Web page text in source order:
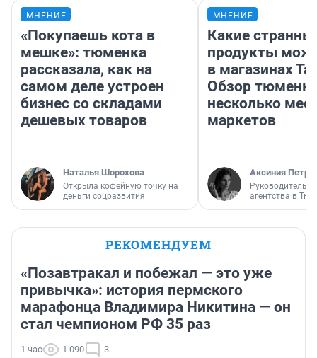
МНЕНИЕ
«Покупаешь кота в
мешке»: тюменка
рассказала, как на
самом деле устроен
бизнес со складами
дешевых товаров
Наталья Шорохова
Открыла кофейную точку на
деньги соцразвития
МНЕНИЕ
Какие
продукты
в магазинах
Обзор
несколько
маркетов
Аксиния
Руководитель
агентства в
РЕКОМЕНДУЕМ
«Позавтракал и побежал — это уже
привычка»: история пермского
марафонца Владимира Никитина — он
стал чемпионом РФ 35 раз
1 час 1 090 3